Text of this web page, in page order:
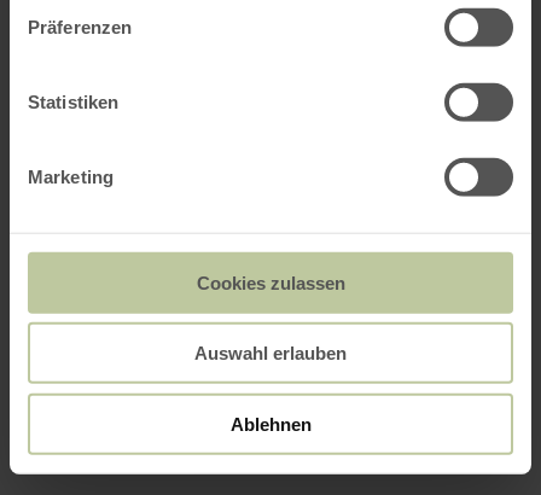
Präferenzen
Statistiken
Marketing
Cookies zulassen
Auswahl erlauben
Ablehnen